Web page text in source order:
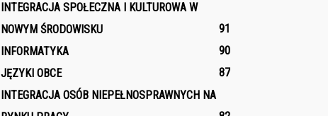
INTEGRACJA SPOŁECZNA I KULTUROWA W
NOWYM ŚRODOWISKU
91
INFORMATYKA
90
JĘZYKI OBCE
87
INTEGRACJA OSÓB NIEPEŁNOSPRAWNYCH NA